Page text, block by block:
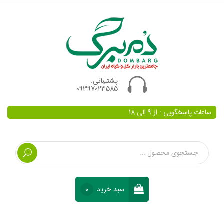
پشتیبانی:
09397023585
ساعات پاسخگویی : از 9 الی 18
سبد خرید 0